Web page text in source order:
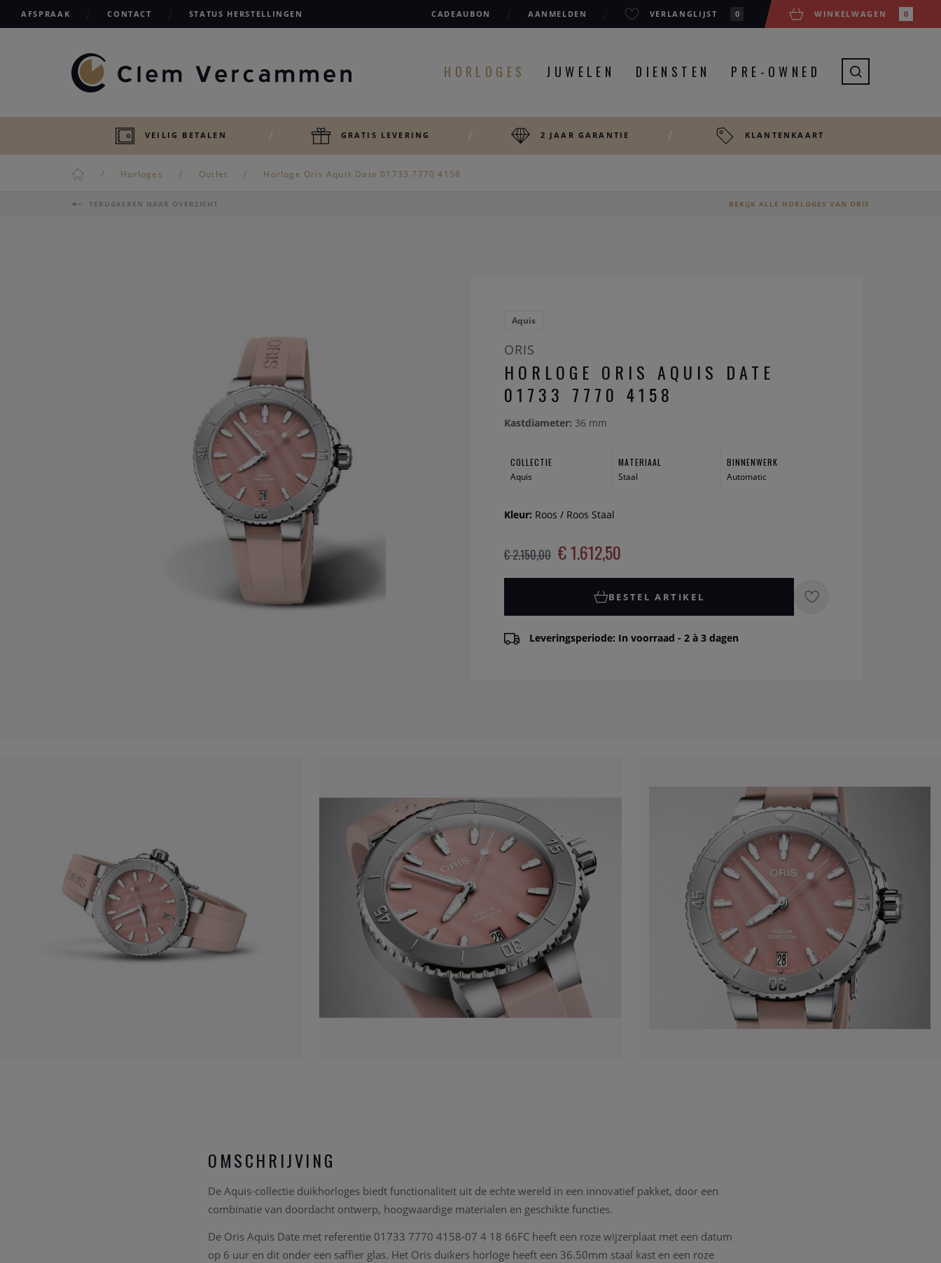
AFSPRAAK CONTACT STATUS HERSTELLINGEN CADEAUBON AANMELDEN VERLANGLIJST 0 WINKELWAGEN 0
HORLOGES JUWELEN DIENSTEN PRE-OWNED
VEILIG BETALEN GRATIS LEVERING 2 JAAR GARANTIE KLANTENKAART
Horloges Outlet Horloge Oris Aquis Date 01733 7770 4158
TERUGKEREN NAAR OVERZICHT BEKIJK ALLE HORLOGES VAN ORIS
Aquis
ORIS
HORLOGE ORIS AQUIS DATE
01733 7770 4158
Kastdiameter: 36 mm
COLLECTIE
Aquis
MATERIAAL
Staal
BINNENWERK
Automatic
Kleur: Roos / Roos Staal
€ 2.150,00 € 1.612,50
BESTEL ARTIKEL
Leveringsperiode: In voorraad - 2 à 3 dagen
OMSCHRIJVING
De Aquis-collectie duikhorloges biedt functionaliteit uit de echte wereld in een innovatief pakket, door een
combinatie van doordacht ontwerp, hoogwaardige materialen en geschikte functies.
De Oris Aquis Date met referentie 01733 7770 4158-07 4 18 66FC heeft een roze wijzerplaat met een datum
op 6 uur en dit onder een saffier glas. Het Oris duikers horloge heeft een 36.50mm staal kast en een roze